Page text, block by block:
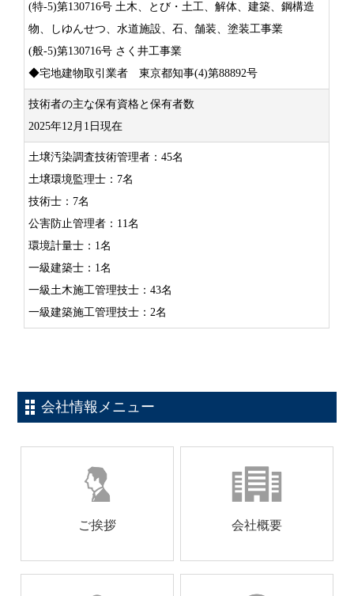
(特-5)第130716号 土木、とび・土工、解体、建築、鋼構造
物、しゆんせつ、水道施設、石、舗装、塗装工事業
(般-5)第130716号 さく井工事業
◆宅地建物取引業者 東京都知事(4)第88892号
技術者の主な保有資格と保有者数
2025年12月1日現在
土壌汚染調査技術管理者：45名
土壌環境監理士：7名
技術士：7名
公害防止管理者：11名
環境計量士：1名
一級建築士：1名
一級土木施工管理技士：43名
一級建築施工管理技士：2名
会社情報メニュー
ご挨拶 会社概要